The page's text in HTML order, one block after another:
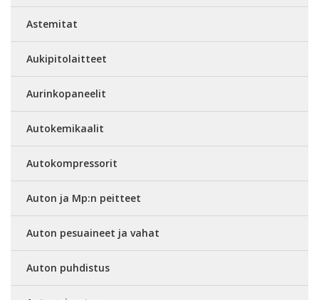
Astemitat
Aukipitolaitteet
Aurinkopaneelit
Autokemikaalit
Autokompressorit
Auton ja Mp:n peitteet
Auton pesuaineet ja vahat
Auton puhdistus